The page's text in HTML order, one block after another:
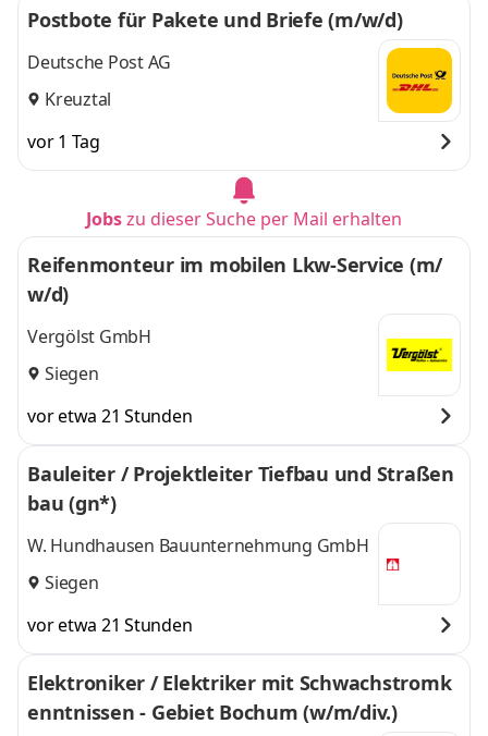
Postbote für Pakete und Briefe (m/w/d)
Deutsche Post AG
Kreuztal
vor 1 Tag
Jobszu dieser Suche per Mail erhalten
Reifenmonteur im mobilen Lkw-Service (m/
w/d)
Vergölst GmbH
Siegen
vor etwa 21 Stunden
Bauleiter / Projektleiter Tiefbau und Straßen
bau (gn*)
W. Hundhausen Bauunternehmung GmbH
Siegen
vor etwa 21 Stunden
Elektroniker / Elektriker mit Schwachstromk
enntnissen - Gebiet Bochum (w/m/div.)